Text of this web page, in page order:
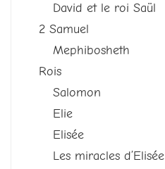
David et le roi Saül
2 Samuel
Mephibosheth
Rois
Salomon
Elie
Elisée
Les miracles d’Elisée